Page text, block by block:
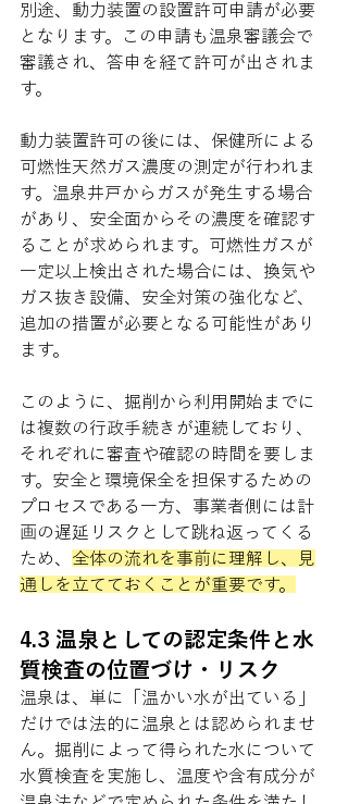
別途、動力装置の設置許可申請が必要
となります。この申請も温泉審議会で
審議され、答申を経て許可が出されま
す。
動力装置許可の後には、保健所による
可燃性天然ガス濃度の測定が行われま
す。温泉井戸からガスが発生する場合
があり、安全面からその濃度を確認す
ることが求められます。可燃性ガスが
一定以上検出された場合には、換気や
ガス抜き設備、安全対策の強化など、
追加の措置が必要となる可能性があり
ます。
このように、掘削から利用開始までに
は複数の行政手続きが連続しており、
それぞれに審査や確認の時間を要しま
す。安全と環境保全を担保するための
プロセスである一方、事業者側には計
画の遅延リスクとして跳ね返ってくる
ため、 全体の流れを事前に理解し、見
通しを立てておくことが重要です。
4.3 温泉としての認定条件と水
質検査の位置づけ・リスク
温泉は、単に「温かい水が出ている」
だけでは法的に温泉とは認められませ
ん。掘削によって得られた水について
水質検査を実施し、温度や含有成分が